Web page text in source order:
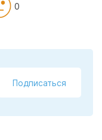
0
Подписаться